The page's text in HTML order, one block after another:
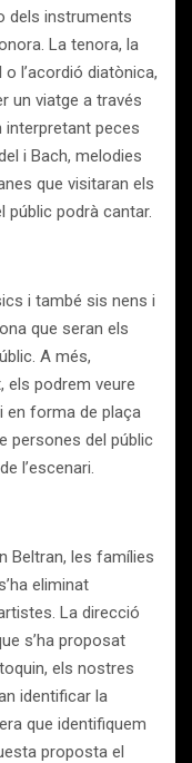
dels instruments
La tenora, la
l’acordió diatònica,
un viatge a través
interpretant peces
i Bach, melodies
que visitaran els
públic podrà cantar.
i també sis nens i
que seran els
A més,
els podrem veure
en forma de plaça
persones del públic
l’escenari.
Beltran, les famílies
eliminat
La direcció
s’ha proposat
els nostres
identificar la
que identifiquem
proposta el